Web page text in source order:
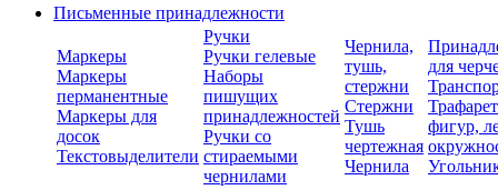
Письменные принадлежности
Маркеры
Маркеры
перманентные
Маркеры для
досок
Текстовыделители
Ручки
Ручки гелевые
Наборы
пишущих
принадлежностей
Ручки со
стираемыми
чернилами
Чернила,
тушь,
стержни
Стержни
Тушь
чертежная
Чернила
для
фигур,